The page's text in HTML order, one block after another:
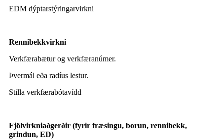
EDM dýptarstýringarvirkni
Rennibekkvirkni
Verkfærabætur og verkfæranúmer.
Þvermál eða radíus lestur.
Stilla verkfærabótavídd
Fjölvirkniaðgerðir (fyrir fræsingu, borun, rennibekk,
grindun, ED)